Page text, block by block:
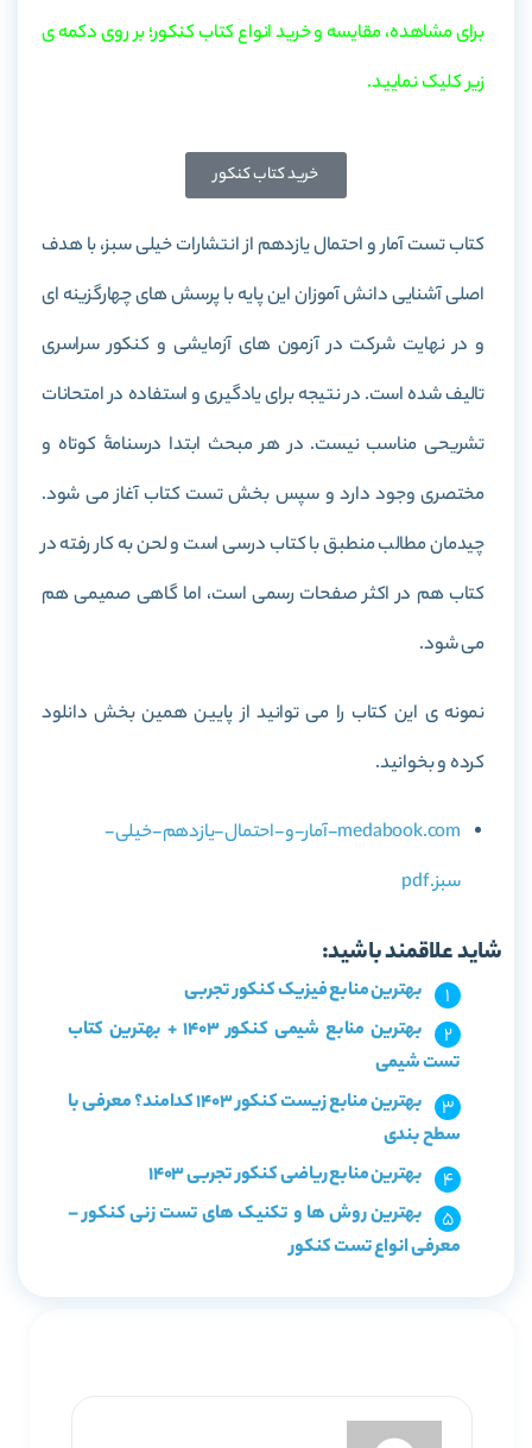
برای مشاهده، مقایسه و خرید انواع کتاب کنکور؛ بر روی دکمه ی
زیر کلیک نمایید.
خرید کتاب کنکور
کتاب تست آمار و احتمال یازدهم از انتشارات خیلی سبز، با هدف
اصلی آشنایی دانش آموزان این پایه با پرسش های چهارگزینه ای
و در نهایت شرکت در آزمون های آزمایشی و کنکور سراسری
تالیف شده است. در نتیجه برای یادگیری و استفاده در امتحانات
تشریحی مناسب نیست. در هر مبحث ابتدا درسنامۀ کوتاه و
مختصری وجود دارد و سپس بخش تست کتاب آغاز می شود.
چیدمان مطالب منطبق با کتاب درسی است و لحن به کار رفته در
کتاب هم در اکثر صفحات رسمی است، اما گاهی صمیمی هم
می شود.
نمونه ی این کتاب را می توانید از پایین همین بخش دانلود
کرده و بخوانید.
medabook.com-آمار-و-احتمال-یازدهم-خیلی-
سبز.pdf
شاید علاقمند باشید:
بهترین منابع فیزیک کنکور تجربی
بهترین منابع شیمی کنکور 1403 + بهترین کتاب
تست شیمی
بهترین منابع زیست کنکور 1403 کدامند؟ معرفی با
سطح بندی
بهترین منابع ریاضی کنکور تجربی 1403
بهترین روش ها و تکنیک های تست زنی کنکور –
معرفی انواع تست کنکور